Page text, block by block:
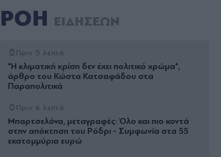
ΡΟΗ ΕΙΔΗΣΕΩΝ
Πριν 5 λεπτά
"Η κλιµατική κρίση δεν έχει πολιτικό χρώµα",
άρθρο του Κώστα Κατσαφάδου στα
Παραπολιτικά
Πριν 6 λεπτά
Μπαρτσελόνα, μεταγραφές: Όλο και πιο κοντά
στην απόκτηση του Ρόδρι - Συμφωνία στα 55
εκατομμύρια ευρώ